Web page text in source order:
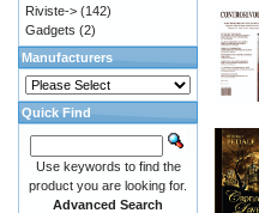
Riviste-> (142)
Gadgets (2)
Manufacturers
Quick Find
Use keywords to find the
product you are looking for.
Advanced Search